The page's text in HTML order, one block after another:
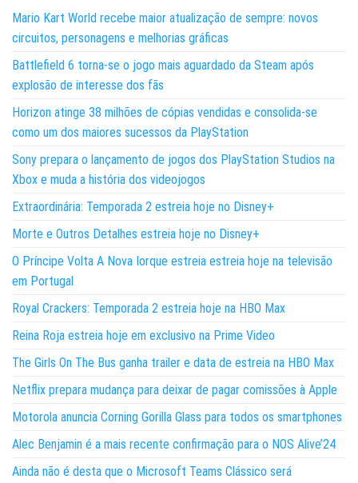
Mario Kart World recebe maior atualização de sempre: novos
circuitos, personagens e melhorias gráficas
Battlefield 6 torna-se o jogo mais aguardado da Steam após
explosão de interesse dos fãs
Horizon atinge 38 milhões de cópias vendidas e consolida-se
como um dos maiores sucessos da PlayStation
Sony prepara o lançamento de jogos dos PlayStation Studios na
Xbox e muda a história dos videojogos
Extraordinária: Temporada 2 estreia hoje no Disney+
Morte e Outros Detalhes estreia hoje no Disney+
O Príncipe Volta A Nova Iorque estreia estreia hoje na televisão
em Portugal
Royal Crackers: Temporada 2 estreia hoje na HBO Max
Reina Roja estreia hoje em exclusivo na Prime Video
The Girls On The Bus ganha trailer e data de estreia na HBO Max
Netflix prepara mudança para deixar de pagar comissões à Apple
Motorola anuncia Corning Gorilla Glass para todos os smartphones
Alec Benjamin é a mais recente confirmação para o NOS Alive’24
Ainda não é desta que o Microsoft Teams Clássico será